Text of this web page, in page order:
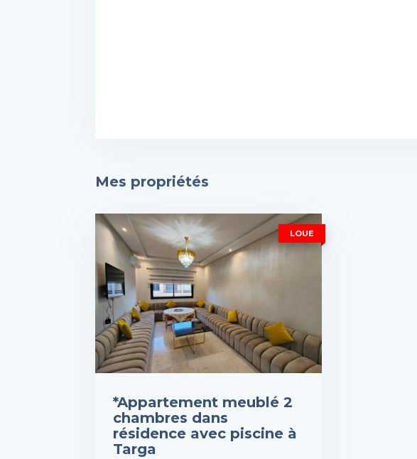
Mes propriétés
LOUE
*Appartement meublé 2
chambres dans
résidence avec piscine à
Targa